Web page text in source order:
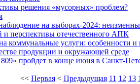
решения «мусорных» проблем?
на выборах-2024:
и перспективы отечественного АПК
коммунальные услуги: особенности и
продукции и окружающей среде
пройдет в конце июня в Санкт-
<< Первая< Предыдущая 11 12 13